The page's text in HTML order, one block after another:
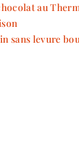
au
sans levure